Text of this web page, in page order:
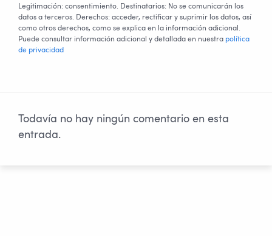
Legitimación: consentimiento. Destinatarios: No se comunicarán los
datos a terceros. Derechos: acceder, rectificar y suprimir los datos, así
como otros derechos, como se explica en la información adicional.
Puede consultar información adicional y detallada en nuestra política
de privacidad
Todavía no hay ningún comentario en esta
entrada.